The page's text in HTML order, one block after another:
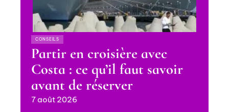
CONSEILS
Partir en croisière avec
Costa : ce qu’il faut savoir
avant de réserver
7 août 2026